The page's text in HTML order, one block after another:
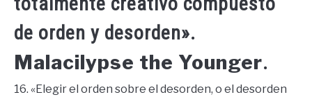
de orden y desorden».
Malacilypse the Younger.
16. «Elegir el orden sobre el desorden, o el desorden